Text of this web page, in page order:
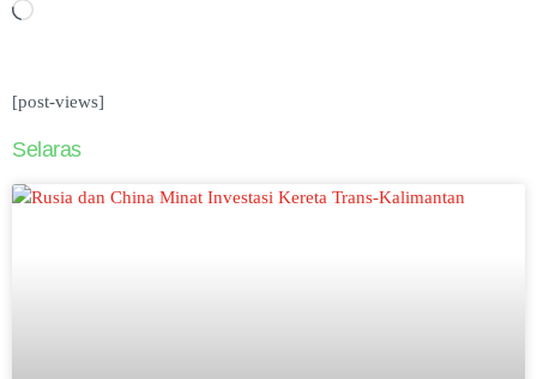
[post-views]
Selaras